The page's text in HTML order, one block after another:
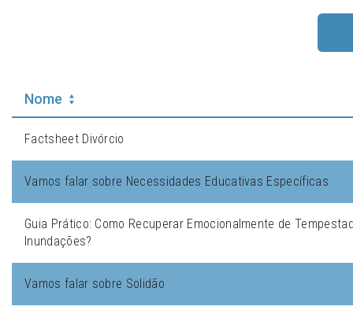
Nome
Factsheet Divórcio
Vamos falar sobre Necessidades Educativas Específicas
Guia Prático: Como Recuperar Emocionalmente de
Inundações?
Vamos falar sobre Solidão